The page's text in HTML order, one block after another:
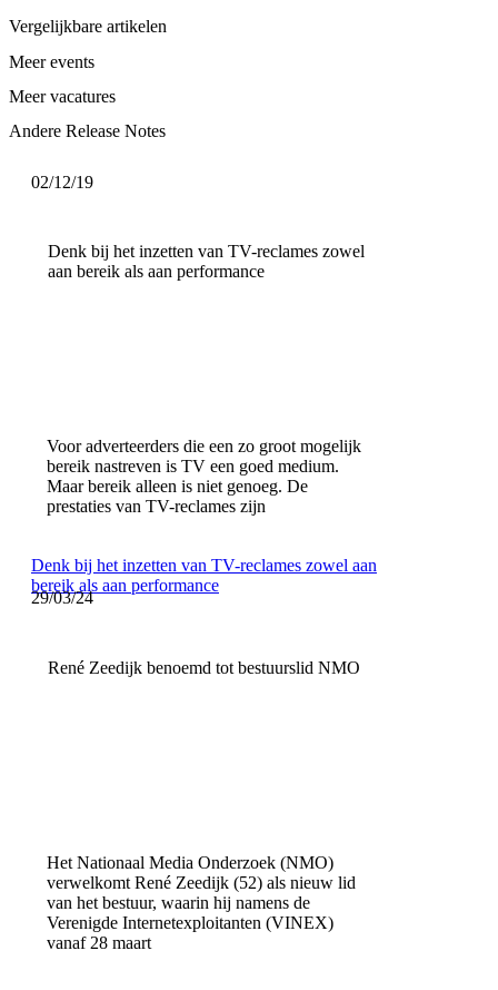
Vergelijkbare artikelen
Meer events
Meer vacatures
Andere Release Notes
02/12/19
Denk bij het inzetten van TV-reclames zowel
aan bereik als aan performance
Voor adverteerders die een zo groot mogelijk
bereik nastreven is TV een goed medium.
Maar bereik alleen is niet genoeg. De
prestaties van TV-reclames zijn
Denk bij het inzetten van TV-reclames zowel aan
bereik als aan performance
29/03/24
René Zeedijk benoemd tot bestuurslid NMO
Het Nationaal Media Onderzoek (NMO)
verwelkomt René Zeedijk (52) als nieuw lid
van het bestuur, waarin hij namens de
Verenigde Internetexploitanten (VINEX)
vanaf 28 maart